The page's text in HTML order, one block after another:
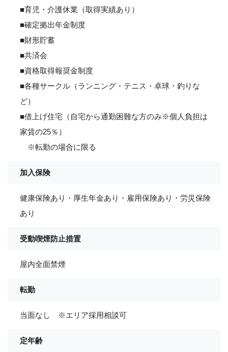
■育児・介護休業（取得実績あり）
■確定拠出年金制度
■財形貯蓄
■共済会
■資格取得報奨金制度
■各種サークル（ランニング・テニス・卓球・釣りな
ど）
■借上げ住宅（自宅から通勤困難な方のみ※個人負担は
家賃の25％）
※転勤の場合に限る
加入保険
健康保険あり・厚生年金あり・雇用保険あり・労災保険
あり
受動喫煙防止措置
屋内全面禁煙
転勤
当面なし ※エリア採用相談可
定年齢